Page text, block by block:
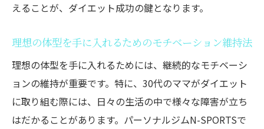
30代ママが理想の体型を手に入れる方法
モチベーションを高めるための具体策
N-SPORTSで学ぶダイエット成功の秘訣
長期的に理想の体型を維持するために
成功体験から学ぶダイエットのコツ
えることが、ダイエット成功の鍵となります。
理想の体型を手に入れるためのモチベーション維持法
理想の体型を手に入れるためには、継続的なモチベーシ
ョンの維持が重要です。特に、30代のママがダイエット
に取り組む際には、日々の生活の中で様々な障害が立ち
はだかることがあります。パーソナルジムN-SPORTSで